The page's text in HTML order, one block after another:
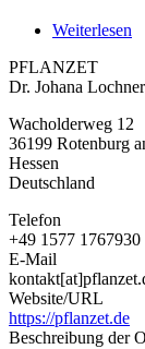
Weiterlesen
PFLANZET
Dr. Johana Lochner
Wacholderweg 12
36199 Rotenburg
Hessen
Deutschland
Telefon
+49 1577 1767930
E-Mail
Website/URL
https://pflanzet.de
Beschreibung der